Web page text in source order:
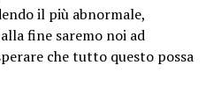
il più abnormale,
fine saremo noi ad
che tutto questo possa